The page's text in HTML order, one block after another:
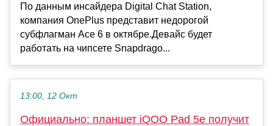
По данным инсайдера Digital Chat Station,
компания OnePlus представит недорогой
субфлагман Ace 6 в октябре.Девайс будет
работать на чипсете Snapdrago...
13:00, 12 Окт
Официально: планшет iQOO Pad 5e получит